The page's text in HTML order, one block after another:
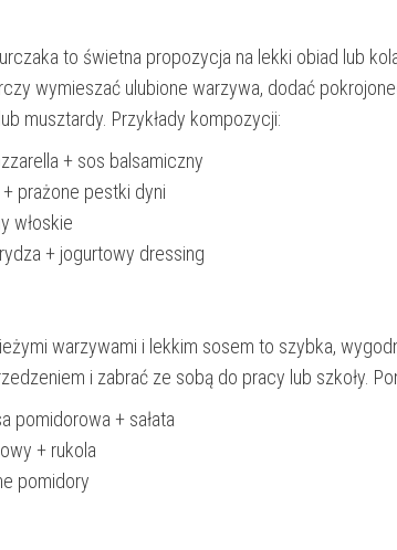
to świetna propozycja na lekki obiad lub
wymieszać ulubione warzywa, dodać
musztardy. Przykłady kompozycji:
+ sos balsamiczny
prażone pestki dyni
włoskie
+ jogurtowy dressing
warzywami i lekkim sosem to szybka,
i zabrać ze sobą do pracy lub szkoły.
pomidorowa + sałata
+ rukola
pomidory